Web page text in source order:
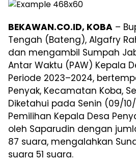
BEKAWAN.CO.ID, KOBA –
Tengah (Bateng), Algafry
dan mengambil Sumpah
Antar Waktu (PAW) Kepala
Periode 2023–2024,
Penyak, Kecamatan Koba,
Diketahui pada Senin (09/
Pemilihan Kepala Desa
oleh Saparudin dengan
87 suara, mengalahkan
suara 51 suara.